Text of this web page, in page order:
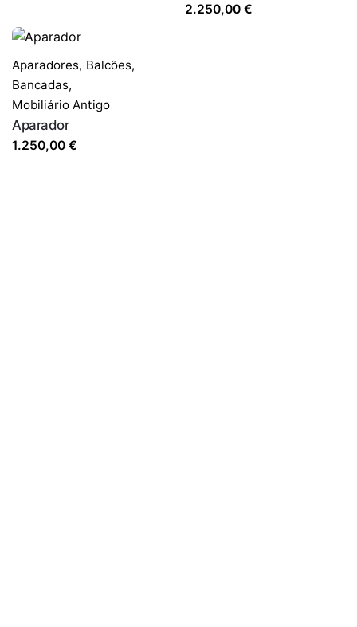
2.250,00 €
Aparadores, Balcões,
Bancadas,
Mobiliário Antigo
Aparador
1.250,00 €